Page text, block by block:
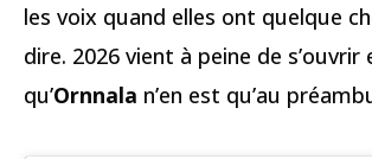
les voix quand elles ont quelque
dire. 2026 vient à peine de s’ouvrir
qu’Ornnala n’en est qu’au